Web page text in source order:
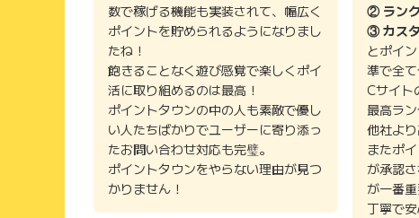
数で稼げる機能も実装されて、幅広く
ポイントを貯められるようになりまし
たね！
飽きることなく遊び感覚で楽しくポイ
活に取り組めるのは最高！
ポイントタウンの中の人も素敵で優し
い人たちばかりでユーザーに寄り添っ
たお問い合わせ対応も完璧。
ポイントタウンをやらない理由が見つ
かりません！
② ラン
③ カス
とポイ
準で全
Cサイト
最高ラ
他社よ
またポ
が承認
が一番
丁寧で